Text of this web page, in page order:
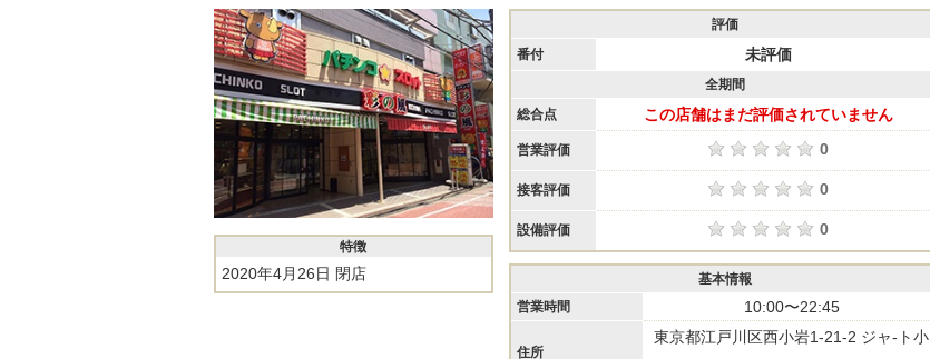
特徴
2020年4月26日 閉店
評価
番付
未評価
全期間
総合点
この店舗はまだ評価されていません
営業評価 0
接客評価 0
設備評価 0
基本情報
営業時間
10:00〜22:45
住所
東京都江戸川区西小岩1-21-2 ジャ-ト小